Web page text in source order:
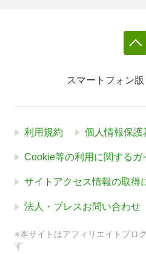
スマートフォン版
利用規約 個人情報保護
Cookie等の利用に関するガ
サイトアクセス情報の取得
法人・プレスお問い合わせ
※本サイトはアフィリエイトプロ
す